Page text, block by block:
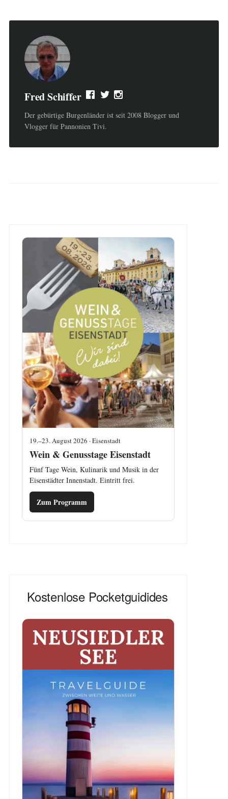
Fred Schiffer
Der gebürtige Burgenländer ist seit 2008 Blogger und
Vlogger für Pannonien Tivi.
19.–23. August 2026 · Eisenstadt
Wein & Genusstage Eisenstadt
Fünf Tage Wein, Kulinarik und Musik in der
Eisenstädter Innenstadt. Eintritt frei.
Zum Programm
Kostenlose Pocketguidides